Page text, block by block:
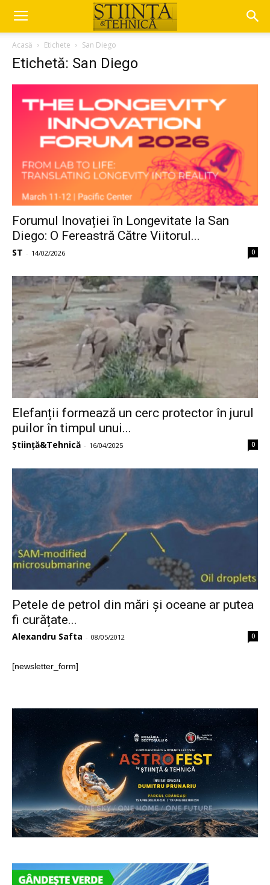
Acasă Etichete San Diego
Etichetă: San Diego
Forumul Inovației în Longevitate la San
Diego: O Fereastră Către Viitorul...
ST - 14/02/2026 0
Elefanții formează un cerc protector în jurul
puilor în timpul unui...
Știință&Tehnică - 16/04/2025 0
Petele de petrol din mări și oceane ar putea
fi curățate...
Alexandru Safta - 08/05/2012 0
[newsletter_form]